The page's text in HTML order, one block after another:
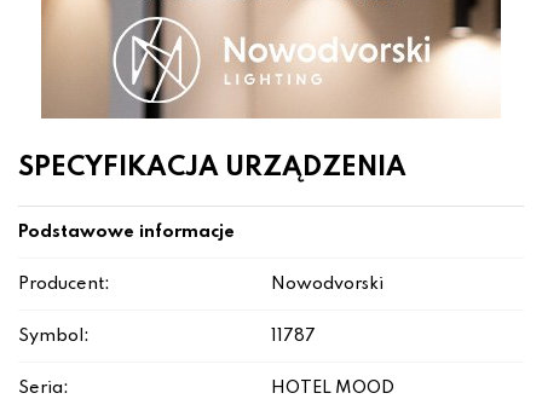
SPECYFIKACJA URZĄDZENIA
Podstawowe informacje
Producent: Nowodvorski
Symbol: 11787
Seria: HOTEL MOOD